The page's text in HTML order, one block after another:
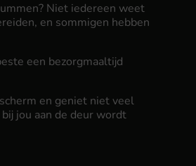
Niet iedereen weet
en sommigen hebben
een bezorgmaaltijd
en geniet niet veel
jou aan de deur wordt